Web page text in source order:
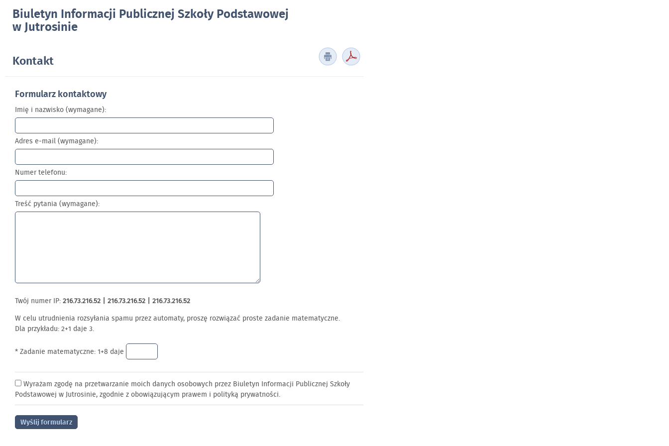
Biuletyn Informacji Publicznej Szkoły Podstawowej
w Jutrosinie
Kontakt
Formularz kontaktowy
Imię i nazwisko (wymagane):
Adres e-mail (wymagane):
Numer telefonu:
Treść pytania (wymagane):
Twój numer IP: 216.73.216.52 | 216.73.216.52 | 216.73.216.52
W celu utrudnienia rozsyłania spamu przez automaty, proszę rozwiązać proste zadanie matematyczne.
Dla przykładu: 2+1 daje 3.
* Zadanie matematyczne: 1+8 daje
Wyrażam zgodę na przetwarzanie moich danych osobowych przez Biuletyn Informacji Publicznej Szkoły
Podstawowej w Jutrosinie, zgodnie z obowiązującym prawem i polityką prywatności.